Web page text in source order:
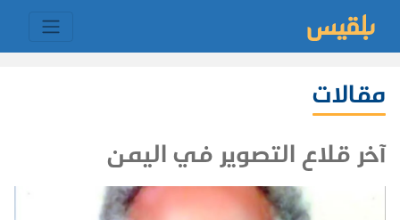
مقالات
آخر قلاع التصوير في اليمن